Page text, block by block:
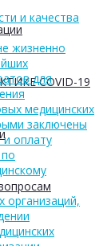
COVID-19
и качества
жизненно
для
медицинских
заключены
и оплату
организаций,